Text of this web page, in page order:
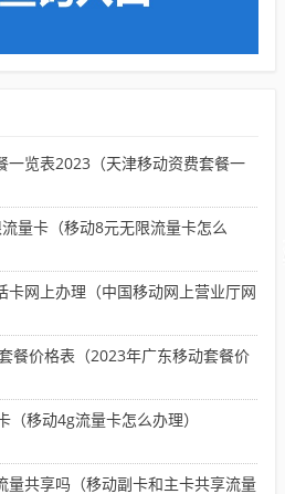
一览表2023（天津移动资费套餐一
量卡（移动8元无限流量卡怎么
卡网上办理（中国移动网上营业厅网
餐价格表（2023年广东移动套餐价
（移动4g流量卡怎么办理）
量共享吗（移动副卡和主卡共享流量